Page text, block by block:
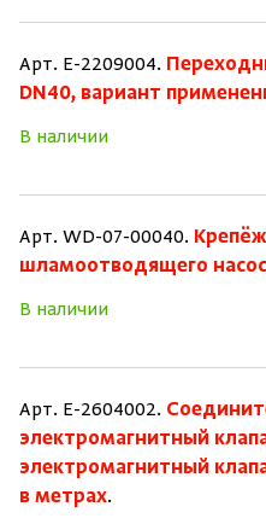
Арт. E-2209004.
DN40, вариант
В наличии
Арт. WD-07-00040.
шламоотводящего
В наличии
Арт. E-2604002.
электромагнитный
электромагнитный
в метрах.
На
Нет аккаунта?
Уже есть